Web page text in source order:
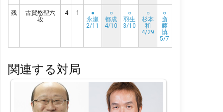
残
古賀悠聖六
段
4 1
●
永瀬
2/11
○
都成
4/10
○
羽生
3/10
○
杉本
和
4/29
○
斎
藤
慎
5/7
関連する対局